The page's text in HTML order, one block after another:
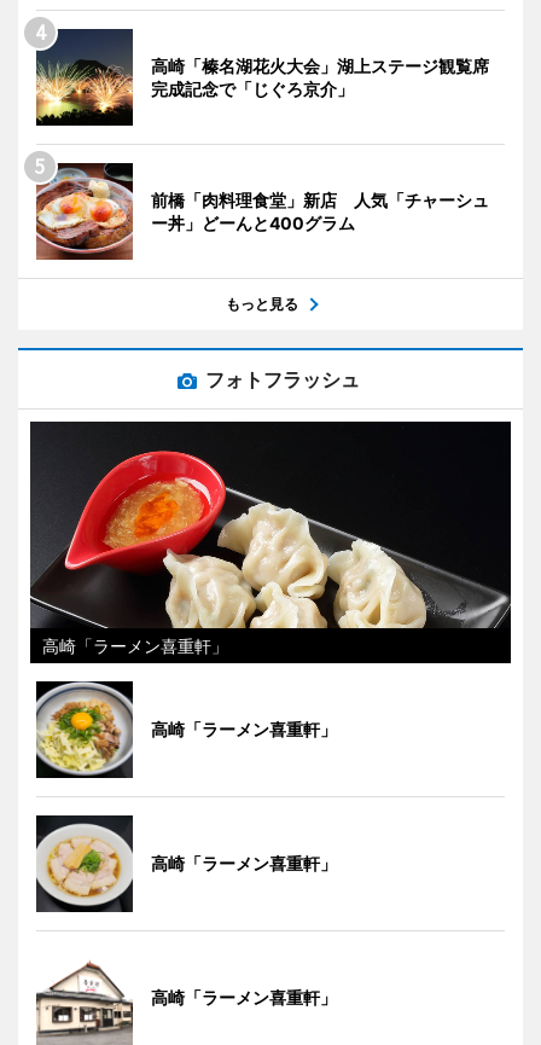
高崎「榛名湖花火大会」湖上ステージ観覧席
完成記念で「じぐろ京介」
前橋「肉料理食堂」新店 人気「チャーシュ
ー丼」どーんと400グラム
もっと見る
フォトフラッシュ
高崎「ラーメン喜重軒」
高崎「ラーメン喜重軒」
高崎「ラーメン喜重軒」
高崎「ラーメン喜重軒」